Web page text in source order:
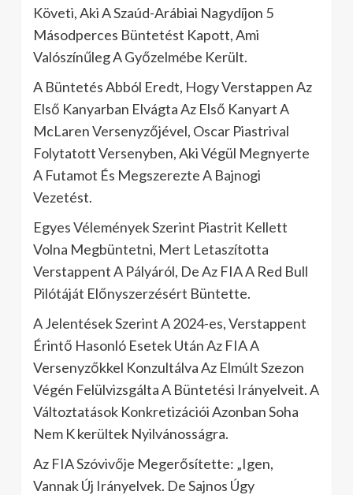
Követi, Aki A Szaúd-Arábiai Nagydíjon 5
Másodperces Büntetést Kapott, Ami
Valószínűleg A Győzelmébe Került.
A Büntetés Abból Eredt, Hogy Verstappen Az
Első Kanyarban Elvágta Az Első Kanyart A
McLaren Versenyzőjével, Oscar Piastrival
Folytatott Versenyben, Aki Végül Megnyerte
A Futamot És Megszerezte A Bajnogi
Vezetést.
Egyes Vélemények Szerint Piastrit Kellett
Volna Megbüntetni, Mert Letaszította
Verstappent A Pályáról, De Az FIA A Red Bull
Pilótáját Előnyszerzésért Büntette.
A Jelentések Szerint A 2024-es, Verstappent
Érintő Hasonló Esetek Után Az FIA A
Versenyzőkkel Konzultálva Az Elmúlt Szezon
Végén Felülvizsgálta A Büntetési Irányelveit. A
Változtatások Konkretizációi Azonban Soha
Nem K kerültek Nyilvánosságra.
Az FIA Szóvivője Megerősítette: „Igen,
Vannak Új Irányelvek. De Sajnos Úgy